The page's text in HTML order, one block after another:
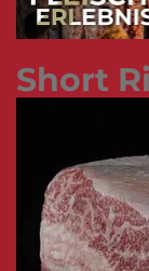
Short